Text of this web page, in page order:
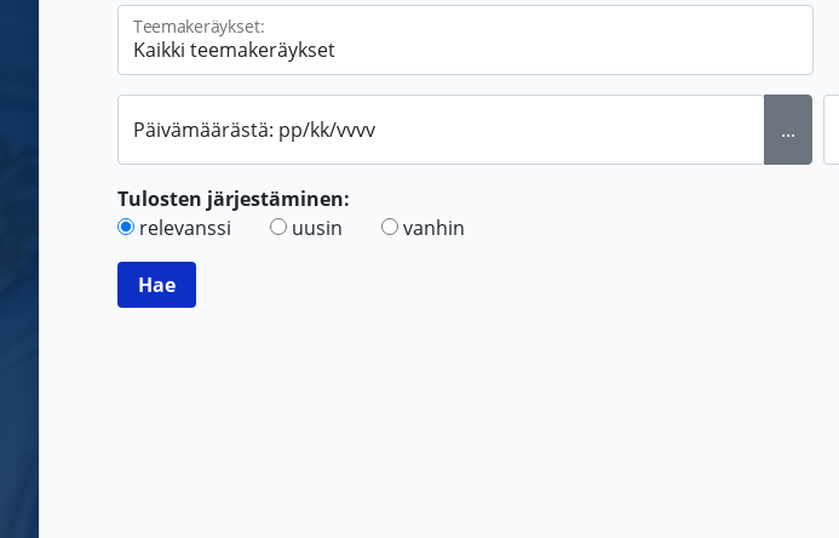
Teemakeräykset:
Päivämäärästä: pp/kk/vvvv ...
Tulosten järjestäminen:
relevanssi
uusin vanhin